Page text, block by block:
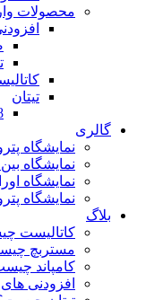
محصولات
تیتان
گالری
نمایشگاه پتروکم
نمایشگاه
نمایشگاه
نمایشگاه پتروکم
بلاگ
کاتالیست
مستربچ
کامپاند
افزودنی